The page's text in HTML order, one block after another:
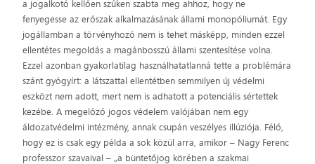
a jogalkotó kellően szűken szabta meg ahhoz, hogy ne
fenyegesse az erőszak alkalmazásának állami monopóliumát. Egy
jogállamban a törvényhozó nem is tehet másképp, minden ezzel
ellentétes megoldás a magánbosszú állami szentesítése volna.
Ezzel azonban gyakorlatilag használhatatlanná tette a problémára
szánt gyógyírt: a látszattal ellentétben semmilyen új védelmi
eszközt nem adott, mert nem is adhatott a potenciális sértettek
kezébe. A megelőző jogos védelem valójában nem egy
áldozatvédelmi intézmény, annak csupán veszélyes illúziója. Félő,
hogy ez is csak egy példa a sok közül arra, amikor – Nagy Ferenc
professzor szavaival – „a büntetőjog körében a szakmai